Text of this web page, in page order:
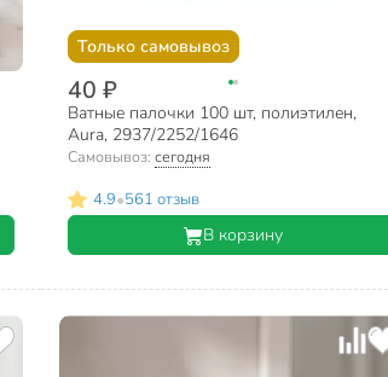
Только самовывоз
40 ₽
Ватные палочки 100 шт, полиэтилен,
Aura, 2937/2252/1646
Самовывоз: сегодня
4.9•561 отзыв
В корзину